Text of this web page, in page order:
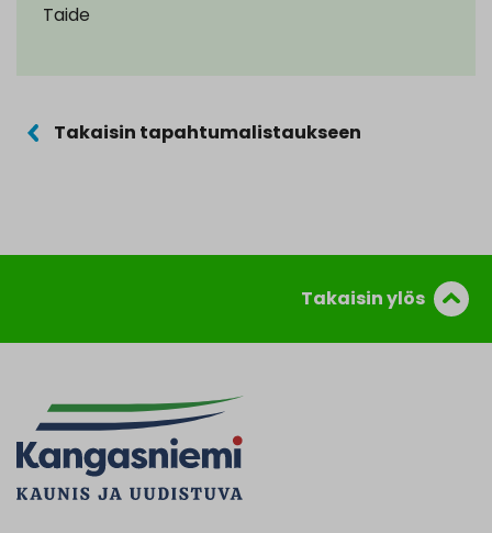
Taide
Takaisin tapahtumalistaukseen
Takaisin ylös